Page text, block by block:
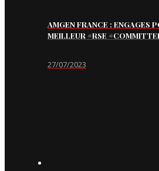
AMGEN FRANCE : ENGAGES
MEILLEUR #RSE
27/07/2023